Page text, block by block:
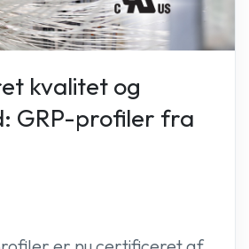
kvalitet og
GRP-profiler fra